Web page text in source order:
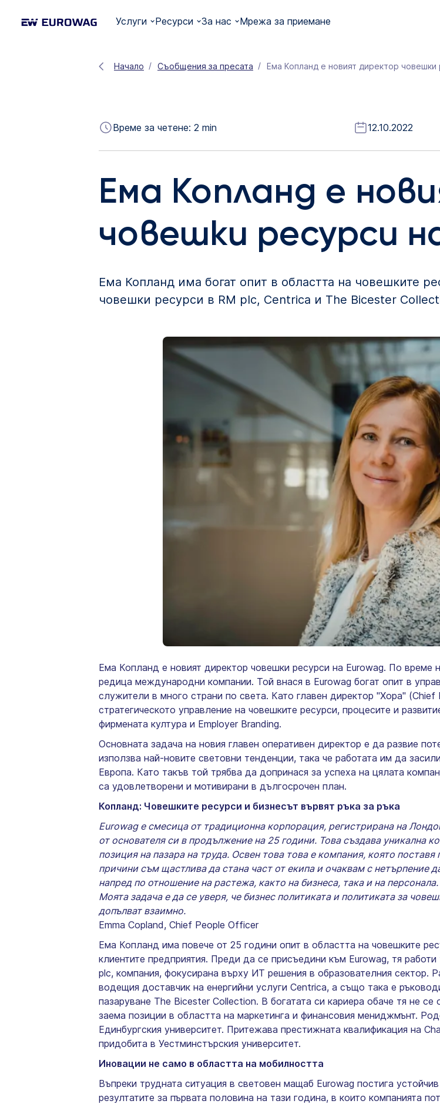
Услуги Ресурси За нас Мрежа за приемане
Начало Съобщения за пресата Ема Копланд е новият директор човешки
Време за четене: 2 min 12.10.2022
Ема Копланд е
човешки ресурси
Ема Копланд има богат опит в областта на човешките
човешки ресурси в RM plc, Centrica и The Bicester
Ема Копланд е новият директор човешки ресурси на Eurowag. По време
редица международни компании. Той внася в Eurowag богат опит в
служители в много страни по света. Като главен директор "Хора"
стратегическото управление на човешките ресурси, процесите и
фирмената култура и Employer Branding.
Основната задача на новия главен оперативен директор е да развие
използва най-новите световни тенденции, така че работата им да
Европа. Като такъв той трябва да допринася за успеха на цялата
са удовлетворени и мотивирани в дългосрочен план.
Копланд: Човешките ресурси и бизнесът вървят ръка за ръка
Eurowag е смесица от традиционна корпорация, регистрирана на
от основателя си в продължение на 25 години. Това създава уникална
позиция на пазара на труда. Освен това това е компания, която
причини съм щастлива да стана част от екипа и очаквам с нетърпение
напред по отношение на растежа, както на бизнеса, така и на
Моята задача е да се уверя, че бизнес политиката и политиката за
допълват взаимно.
Emma Copland, Chief People Officer
Ема Копланд има повече от 25 години опит в областта на човешките
клиентите предприятия. Преди да се присъедини към Eurowag, тя
plc, компания, фокусирана върху ИТ решения в образователния сектор.
водещия доставчик на енергийни услуги Centrica, а също така е
пазаруване The Bicester Collection. В богатата си кариера обаче тя не
заема позиции в областта на маркетинга и финансовия мениджмънт.
Единбургския университет. Притежава престижната квалификация на
придобита в Уестминстърския университет.
Иновации не само в областта на мобилността
Въпреки трудната ситуация в световен мащаб Eurowag постига
резултатите за първата половина на тази година, в които компанията